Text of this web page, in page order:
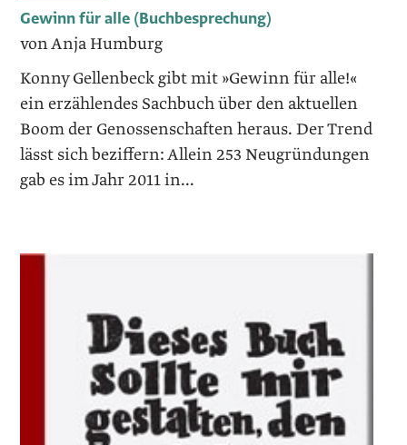
Gewinn für alle (Buchbesprechung)
von Anja Humburg
Konny Gellenbeck gibt mit »Gewinn für alle!«
ein erzählendes Sachbuch über den aktuellen
Boom der Genossenschaften heraus. Der Trend
lässt sich beziffern: Allein 253 Neugründungen
gab es im Jahr 2011 in...